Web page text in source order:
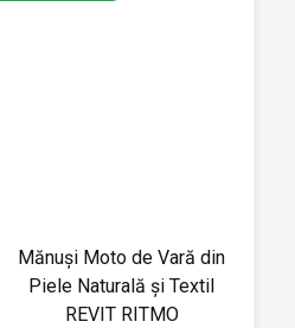
Mănuși Moto de Vară din
Piele Naturală și Textil
REVIT RITMO